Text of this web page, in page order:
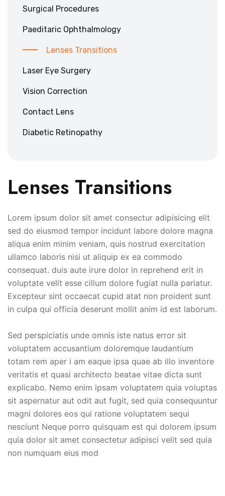
Surgical Procedures
Paeditaric Ophthalmology
Lenses Transitions
Laser Eye Surgery
Vision Correction
Contact Lens
Diabetic Retinopathy
Lenses Transitions
Lorem ipsum dolor sit amet consectur adipisicing elit
sed do eiusmod tempor incidunt labore dolore magna
aliqua enim minim veniam, quis nostrud exercitation
ullamco laboris nisi ut aliquip ex ea commodo
consequat. duis aute irure dolor in reprehend erit in
voluptate velit esse cillum dolore fugiat nulla pariatur.
Excepteur sint occaecat cupid atat non proident sunt
in culpa qui officia deserunt mollit anim id est laborum.
Sed perspiciatis unde omnis iste natus error sit
voluptatem accusantium doloremque laudantium
totam rem aper i am eaque ipsa quae ab illo inventore
veritatis et quasi architecto beatae vitae dicta sunt
explicabo. Nemo enim ipsam voluptatem quia voluptas
sit aspernatur aut odit aut fugit, sed quia consequuntur
magni dolores eos qui ratione voluptatem sequi
nesciunt Neque porro quisquam est qui dolorem ipsum
quia dolor sit amet consectetur adipisci velit sed quia
non numquam eius mod